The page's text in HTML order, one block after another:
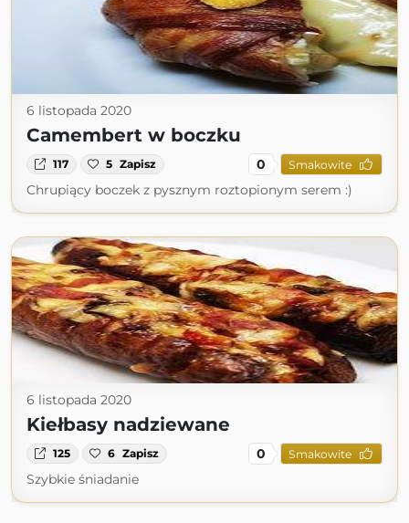
6 listopada 2020
Camembert w boczku
117 5 Zapisz 0 Smakowite
Chrupiący boczek z pysznym roztopionym serem :)
6 listopada 2020
Kiełbasy nadziewane
125 6 Zapisz 0 Smakowite
Szybkie śniadanie